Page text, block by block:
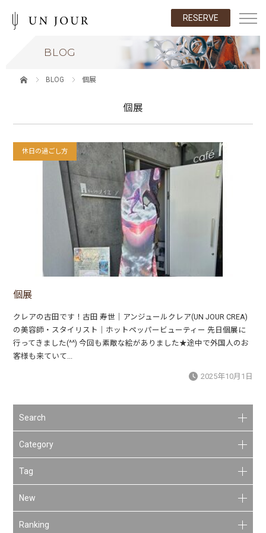
RESERVE
BLOG
BLOG 個展
個展
休日の過ごし方
個展
クレアの古田です！古田 寿世｜アンジュールクレア(UN JOUR CREA)
の美容師・スタイリスト｜ホットペッパービューティー 先日個展に
行ってきました(^^) 今回も素敵な絵がありました★途中で外国人のお
客様も来ていて...
2025年10月1日
Search
Category
Tag
New
Ranking